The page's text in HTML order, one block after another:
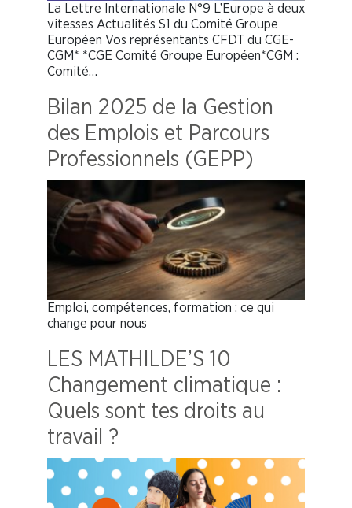
La Lettre Internationale N°9 L’Europe à deux
vitesses Actualités S1 du Comité Groupe
Européen Vos représentants CFDT du CGE-
CGM* *CGE Comité Groupe Européen*CGM :
Comité…
Bilan 2025 de la Gestion
des Emplois et Parcours
Professionnels (GEPP)
Emploi, compétences, formation : ce qui
change pour nous
LES MATHILDE’S 10
Changement climatique :
Quels sont tes droits au
travail ?